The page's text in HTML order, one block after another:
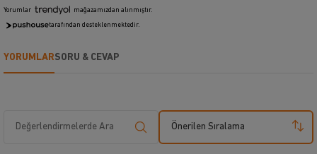
Yorumlar mağazamızdan alınmıştır.
tarafından desteklenmektedir.
YORUMLARSORU & CEVAP
Önerilen Sıralama